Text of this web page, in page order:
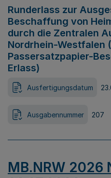
Runderlass zur
Beschaffung von
durch die Zentralen
Nordrhein-Westfalen
Passersatzpapier-
Erlass)
Ausfertigungsdatum
Ausgabennummer 207
MB.NRW 2026